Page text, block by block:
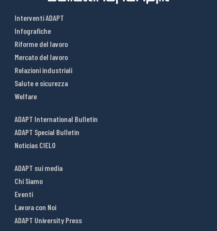
Interventi ADAPT
Infografiche
Riforme del lavoro
Mercato del lavoro
Relazioni industriali
Salute e sicurezza
Welfare
ADAPT International Bulletin
ADAPT Special Bulletin
Noticias CIELO
ADAPT sui media
Chi Siamo
Eventi
Lavora con Noi
ADAPT University Press